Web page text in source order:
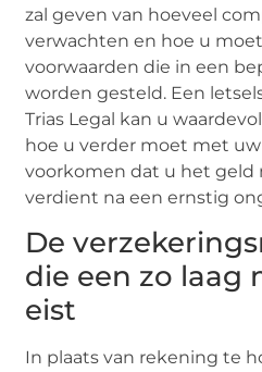
zal geven van hoeveel
verwachten en hoe u
voorwaarden die in een
worden gesteld. Een
Trias Legal kan u
hoe u verder moet met
voorkomen dat u het geld
verdient na een ernstig
De
die een zo laag
eist
In plaats van rekening te